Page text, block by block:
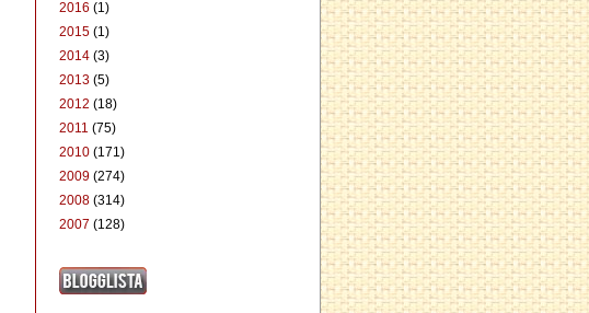
2016 (1)
2015 (1)
2014 (3)
2013 (5)
2012 (18)
2011 (75)
2010 (171)
2009 (274)
2008 (314)
2007 (128)